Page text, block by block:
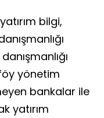
bilgi,
yönetim
bankalar ile
yatırım